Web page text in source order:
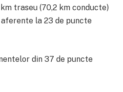
traseu (70,2 km conducte)
la 23 de puncte
din 37 de puncte